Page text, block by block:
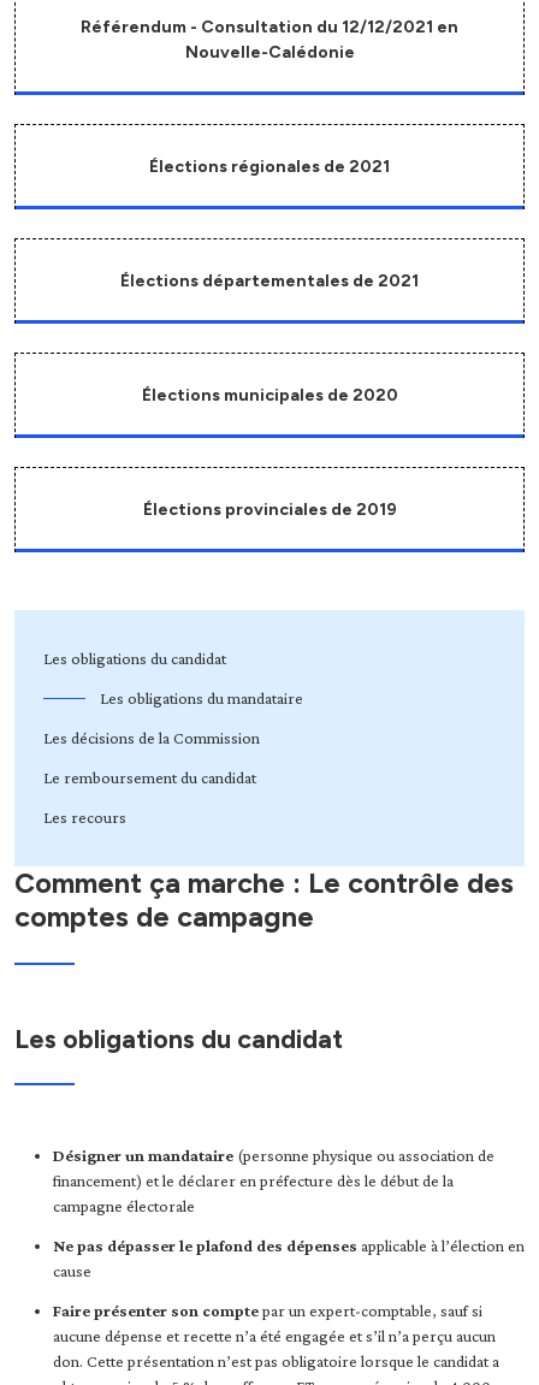
Référendum - Consultation du 12/12/2021 en
Nouvelle-Calédonie
Élections régionales de 2021
Élections départementales de 2021
Élections municipales de 2020
Élections provinciales de 2019
Les obligations du candidat
Les obligations du mandataire
Les décisions de la Commission
Le remboursement du candidat
Les recours
Comment ça marche : Le contrôle des
comptes de campagne
Les obligations du candidat
Désigner un mandataire (personne physique ou association de
financement) et le déclarer en préfecture dès le début de la
campagne électorale
Ne pas dépasser le plafond des dépenses applicable à l’élection en
cause
Faire présenter son comptepar un expert-comptable, sauf si
aucune dépense et recette n’a été engagée et s’il n’a perçu aucun
don. Cette présentation n’est pas obligatoire lorsque le candidat a